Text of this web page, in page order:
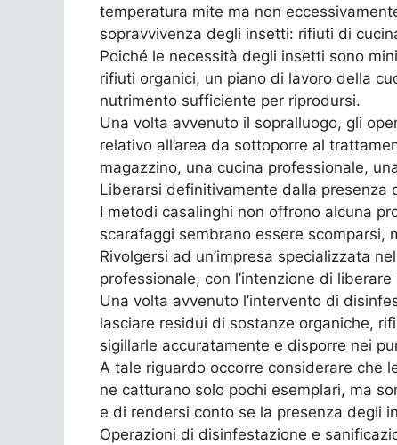
temperatura mite ma non
sopravvivenza degli insetti: rifiuti di
Poiché le necessità degli insetti sono
rifiuti organici, un piano di lavoro della
nutrimento sufficiente per riprodursi.
Una volta avvenuto il sopralluogo, gli
relativo all’area da sottoporre al
magazzino, una cucina professionale,
Liberarsi definitivamente dalla presenza
I metodi casalinghi non offrono alcuna
scarafaggi sembrano essere scomparsi,
Rivolgersi ad un’impresa specializzata
professionale, con l’intenzione di
Una volta avvenuto l’intervento di
lasciare residui di sostanze organiche,
sigillarle accuratamente e disporre nei
A tale riguardo occorre considerare che
ne catturano solo pochi esemplari, ma
e di rendersi conto se la presenza degli
Operazioni di disinfestazione e